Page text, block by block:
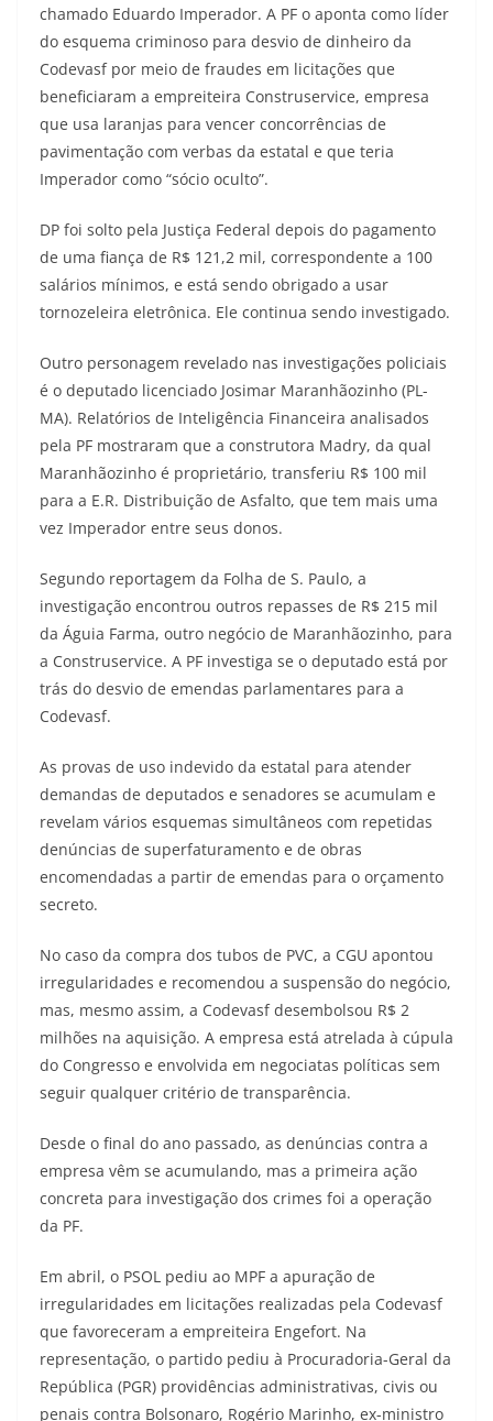
chamado Eduardo Imperador. A PF o aponta como líder
do esquema criminoso para desvio de dinheiro da
Codevasf por meio de fraudes em licitações que
beneficiaram a empreiteira Construservice, empresa
que usa laranjas para vencer concorrências de
pavimentação com verbas da estatal e que teria
Imperador como “sócio oculto”.
DP foi solto pela Justiça Federal depois do pagamento
de uma fiança de R$ 121,2 mil, correspondente a 100
salários mínimos, e está sendo obrigado a usar
tornozeleira eletrônica. Ele continua sendo investigado.
Outro personagem revelado nas investigações policiais
é o deputado licenciado Josimar Maranhãozinho (PL-
MA). Relatórios de Inteligência Financeira analisados
pela PF mostraram que a construtora Madry, da qual
Maranhãozinho é proprietário, transferiu R$ 100 mil
para a E.R. Distribuição de Asfalto, que tem mais uma
vez Imperador entre seus donos.
Segundo reportagem da Folha de S. Paulo, a
investigação encontrou outros repasses de R$ 215 mil
da Águia Farma, outro negócio de Maranhãozinho, para
a Construservice. A PF investiga se o deputado está por
trás do desvio de emendas parlamentares para a
Codevasf.
As provas de uso indevido da estatal para atender
demandas de deputados e senadores se acumulam e
revelam vários esquemas simultâneos com repetidas
denúncias de superfaturamento e de obras
encomendadas a partir de emendas para o orçamento
secreto.
No caso da compra dos tubos de PVC, a CGU apontou
irregularidades e recomendou a suspensão do negócio,
mas, mesmo assim, a Codevasf desembolsou R$ 2
milhões na aquisição. A empresa está atrelada à cúpula
do Congresso e envolvida em negociatas políticas sem
seguir qualquer critério de transparência.
Desde o final do ano passado, as denúncias contra a
empresa vêm se acumulando, mas a primeira ação
concreta para investigação dos crimes foi a operação
da PF.
Em abril, o PSOL pediu ao MPF a apuração de
irregularidades em licitações realizadas pela Codevasf
que favoreceram a empreiteira Engefort. Na
representação, o partido pediu à Procuradoria-Geral da
República (PGR) providências administrativas, civis ou
penais contra Bolsonaro, Rogério Marinho, ex-ministro